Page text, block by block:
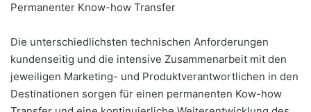
Permanenter Know-how Transfer
Die unterschiedlichsten technischen Anforderungen
kundenseitig und die intensive Zusammenarbeit mit den
jeweiligen Marketing- und Produktverantwortlichen in den
Destinationen sorgen für einen permanenten Kow-how